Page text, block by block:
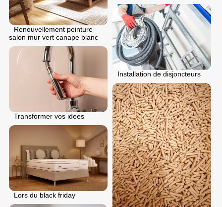
Renouvellement peinture
salon mur vert canape blanc
Installation de disjoncteurs
Transformer vos idees
Lors du black friday